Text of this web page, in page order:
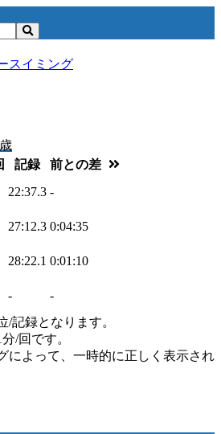
スイミング
記録
前との差
22:37.3 -
27:12.3 0:04:35
28:22.1 0:01:10
-
-
記録となります。
/回です。
によって、一時的に正しく表示され